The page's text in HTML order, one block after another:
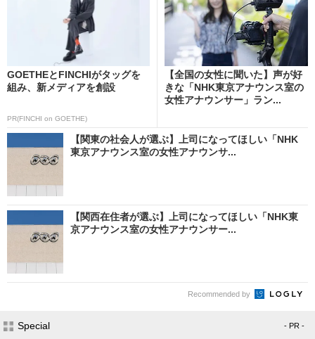
GOETHEとFINCHIがタッグを
組み、新メディアを創設
PR(FINCHI on GOETHE)
【全国の女性に聞いた】声が好
きな「NHK東京アナウンス室の
女性アナウンサー」ラン...
【関東の社会人が選ぶ】上司になってほしい「NHK
東京アナウンス室の女性アナウンサ...
【関西在住者が選ぶ】上司になってほしい「NHK東
京アナウンス室の女性アナウンサー...
Recommended by
Special - PR -